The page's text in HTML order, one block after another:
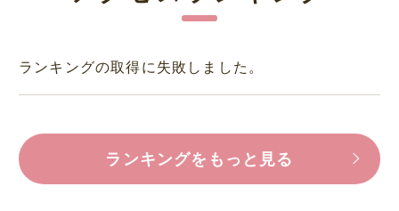
ランキングの取得に失敗しました。
ランキングをもっと見る